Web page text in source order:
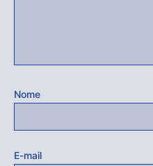
Nome
E-mail